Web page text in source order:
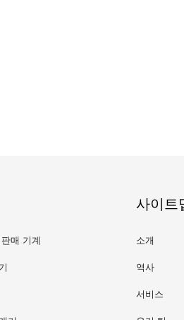
매 기계
사이트
소개
역사
서비스